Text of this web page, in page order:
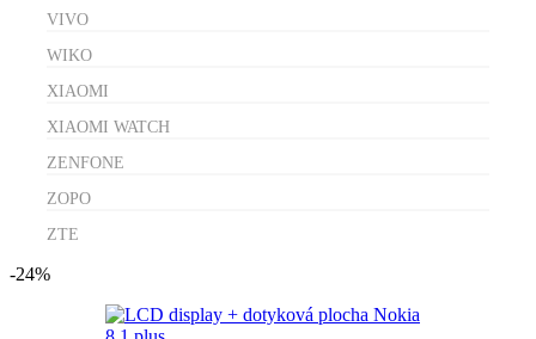
VIVO
WIKO
XIAOMI
XIAOMI WATCH
ZENFONE
ZOPO
ZTE
-24%